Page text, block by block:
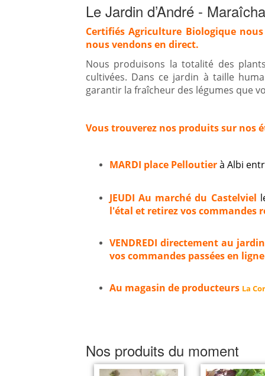
Le Jardin d’André -
Certifiés Agriculture Biologique
nous vendons en direct.
Nous produisons la totalité des
cultivées. Dans ce jardin à taille
garantir la fraîcheur des légumes que
Vous trouverez nos produits sur nos
MARDI place Pelloutierà Albi
JEUDI Au marché du Castelviel
l'étal et retirez vos commandes
VENDREDI directement au
vos commandes passées en ligne
Au magasin de producteurs La
Nos produits du moment